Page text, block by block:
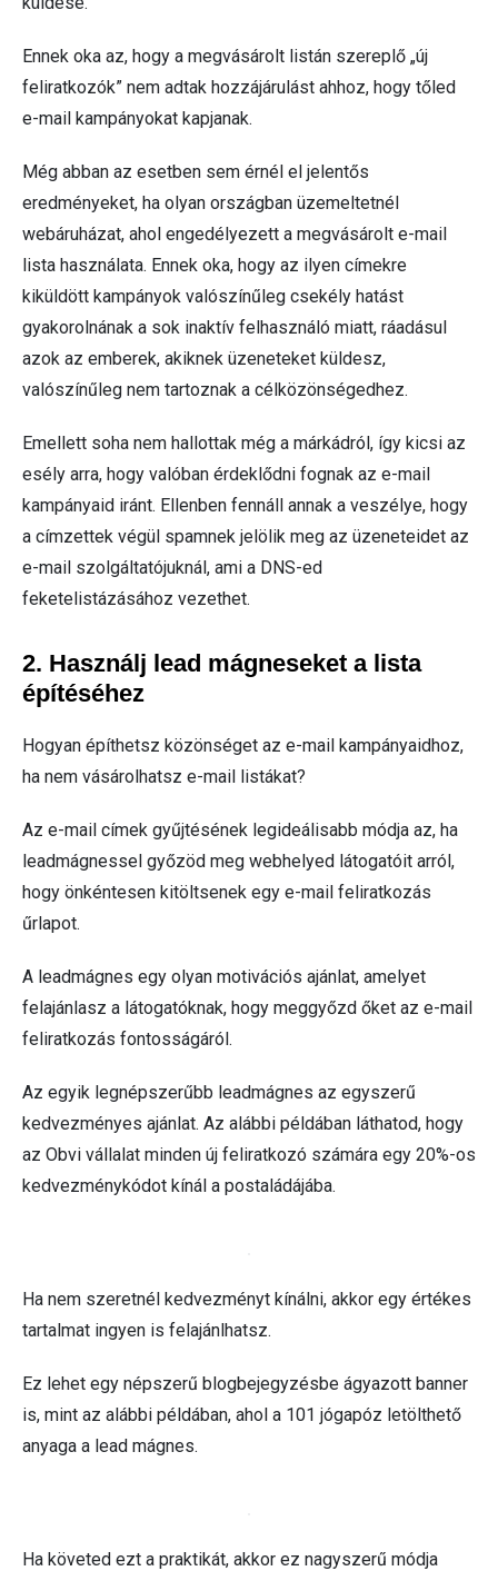
Ennek oka az, hogy a megvásárolt listán szereplő „új
feliratkozók” nem adtak hozzájárulást ahhoz, hogy tőled
e-mail kampányokat kapjanak.
Még abban az esetben sem érnél el jelentős
eredményeket, ha olyan országban üzemeltetnél
webáruházat, ahol engedélyezett a megvásárolt e-mail
lista használata. Ennek oka, hogy az ilyen címekre
kiküldött kampányok valószínűleg csekély hatást
gyakorolnának a sok inaktív felhasználó miatt, ráadásul
azok az emberek, akiknek üzeneteket küldesz,
valószínűleg nem tartoznak a célközönségedhez.
Emellett soha nem hallottak még a márkádról, így kicsi az
esély arra, hogy valóban érdeklődni fognak az e-mail
kampányaid iránt. Ellenben fennáll annak a veszélye, hogy
a címzettek végül spamnek jelölik meg az üzeneteidet az
e-mail szolgáltatójuknál, ami a DNS-ed
feketelistázásához vezethet.
2. Használj lead mágneseket a lista
építéséhez
Hogyan építhetsz közönséget az e-mail kampányaidhoz,
ha nem vásárolhatsz e-mail listákat?
Az e-mail címek gyűjtésének legideálisabb módja az, ha
leadmágnessel győzöd meg webhelyed látogatóit arról,
hogy önkéntesen kitöltsenek egy e-mail feliratkozás
űrlapot.
A leadmágnes egy olyan motivációs ajánlat, amelyet
felajánlasz a látogatóknak, hogy meggyőzd őket az e-mail
feliratkozás fontosságáról.
Az egyik legnépszerűbb leadmágnes az egyszerű
kedvezményes ajánlat. Az alábbi példában láthatod, hogy
az Obvi vállalat minden új feliratkozó számára egy 20%-os
kedvezménykódot kínál a postaládájába.
Ha nem szeretnél kedvezményt kínálni, akkor egy értékes
tartalmat ingyen is felajánlhatsz.
Ez lehet egy népszerű blogbejegyzésbe ágyazott banner
is, mint az alábbi példában, ahol a 101 jógapóz letölthető
anyaga a lead mágnes.
Ha követed ezt a praktikát, akkor ez nagyszerű módja